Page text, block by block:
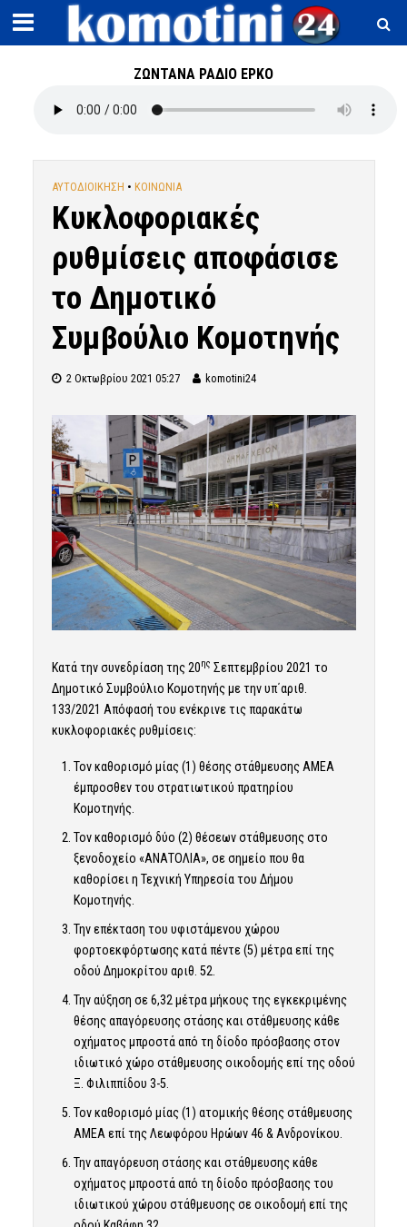
ΖΩΝΤΑΝΑ ΡΑΔΙΟ ΕΡΚΟ
ΑΥΤΟΔΙΟΙΚΗΣΗ • ΚΟΙΝΩΝΙΑ
Κυκλοφοριακές
ρυθμίσεις αποφάσισε
το Δημοτικό
Συμβούλιο Κομοτηνής
2 Οκτωβρίου 2021 05:27 komotini24
Κατά την συνεδρίαση της 20ης Σεπτεμβρίου 2021 το
Δημοτικό Συμβούλιο Κομοτηνής με την υπ΄αριθ.
133/2021 Απόφασή του ενέκρινε τις παρακάτω
κυκλοφοριακές ρυθμίσεις:
Τον καθορισμό μίας (1) θέσης στάθμευσης ΑΜΕΑ
έμπροσθεν του στρατιωτικού πρατηρίου
Κομοτηνής.
Τον καθορισμό δύο (2) θέσεων στάθμευσης στο
ξενοδοχείο «ΑΝΑΤΟΛΙΑ», σε σημείο που θα
καθορίσει η Τεχνική Υπηρεσία του Δήμου
Κομοτηνής.
Την επέκταση του υφιστάμενου χώρου
φορτοεκφόρτωσης κατά πέντε (5) μέτρα επί της
οδού Δημοκρίτου αριθ. 52.
Την αύξηση σε 6,32 μέτρα μήκους της εγκεκριμένης
θέσης απαγόρευσης στάσης και στάθμευσης κάθε
οχήματος μπροστά από τη δίοδο πρόσβασης στον
ιδιωτικό χώρο στάθμευσης οικοδομής επί της οδού
Ξ. Φιλιππίδου 3-5.
Τον καθορισμό μίας (1) ατομικής θέσης στάθμευσης
ΑΜΕΑ επί της Λεωφόρου Ηρώων 46 & Ανδρονίκου.
Την απαγόρευση στάσης και στάθμευσης κάθε
οχήματος μπροστά από τη δίοδο πρόσβασης του
ιδιωτικού χώρου στάθμευσης σε οικοδομή επί της